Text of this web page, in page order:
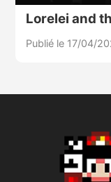
Lorelei and
Publié le 17/04/